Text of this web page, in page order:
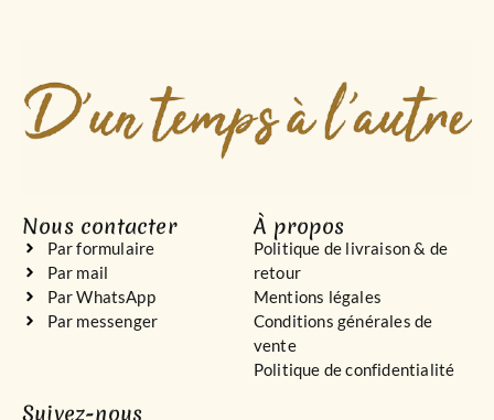
Nous contacter
Par formulaire
Par mail
Par WhatsApp
Par messenger
À propos
Politique de livraison & de
retour
Mentions légales
Conditions générales de
vente
Politique de confidentialité
Suivez-nous